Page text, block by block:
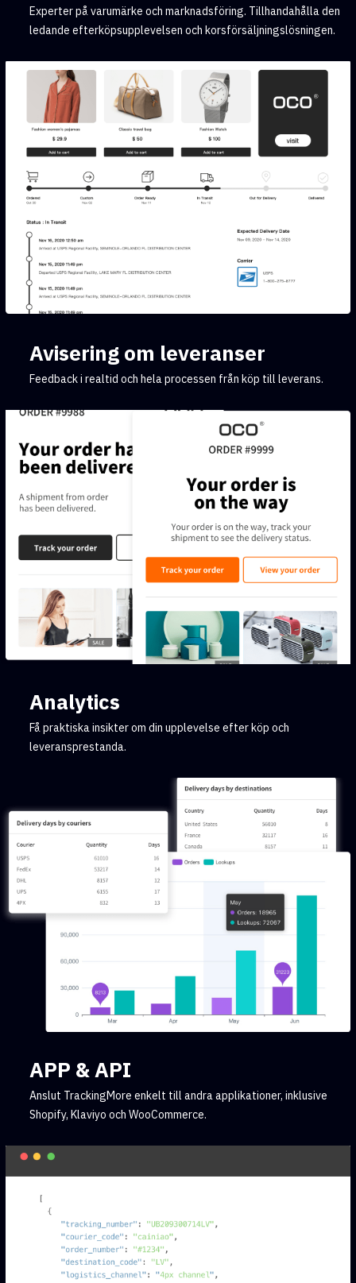
Experter på varumärke och marknadsföring. Tillhandahålla den
ledande efterköpsupplevelsen och korsförsäljningslösningen.
Avisering om leveranser
Feedback i realtid och hela processen från köp till leverans.
Analytics
Få praktiska insikter om din upplevelse efter köp och
leveransprestanda.
APP & API
Anslut TrackingMore enkelt till andra applikationer, inklusive
Shopify, Klaviyo och WooCommerce.